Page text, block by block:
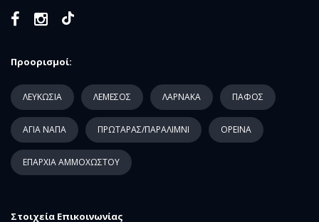
Προορισμοί:
ΛΕΥΚΩΣΙΑ ΛΕΜΕΣΟΣ ΛΑΡΝΑΚΑ ΠΑΦΟΣ
ΑΓΙΑ ΝΑΠΑ ΠΡΩΤΑΡΑΣ/ΠΑΡΑΛΙΜΝΙ ΟΡΕΙΝΑ
ΕΠΑΡΧΙΑ ΑΜΜΟΧΩΣΤΟΥ
Στοιχεία Επικοινωνίας